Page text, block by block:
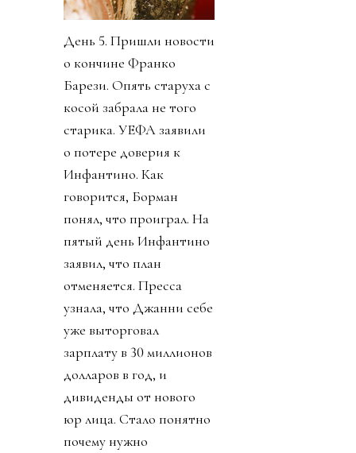
День 5. Пришли новости
о кончине Франко
Барези. Опять старуха с
косой забрала не того
старика. УЕФА заявили
о потере доверия к
Инфантино. Как
говорится, Борман
понял, что проиграл. На
пятый день Инфантино
заявил, что план
отменяется. Пресса
узнала, что Джанни себе
уже выторговал
зарплату в 30 миллионов
долларов в год, и
дивиденды от нового
юр лица. Стало понятно
почему нужно